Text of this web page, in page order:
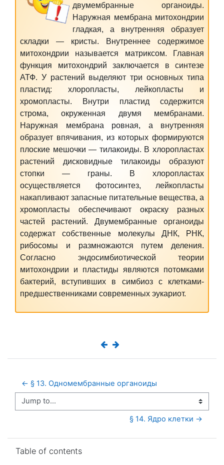
двумембранные органоиды.
Наружная мембрана митохондрии
гладкая, а внутренняя образует
складки — кристы. Внутреннее содержимое
митохондрии называется матриксом. Главная
функция митохондрий заключается в синтезе
АТФ. У растений выделяют три основных типа
пластид: хлоропласты, лейкопласты и
хромопласты. Внутри пластид содержится
строма, окруженная двумя мембранами.
Наружная мембрана ровная, а внутренняя
образует впячивания, из которых формируются
плоские мешочки — тилакоиды. В хлоропластах
растений дисковидные тилакоиды образуют
стопки — граны. В хлоропластах
осуществляется фотосинтез, лейкопласты
накапливают запасные питательные вещества, а
хромопласты обеспечивают окраску разных
частей растений. Двумембранные органоиды
содержат собственные молекулы ДНК, РНК,
рибосомы и размножаются путем деления.
Согласно эндосимбиотической теории
митохондрии и пластиды являются потомками
бактерий, вступивших в симбиоз с клетками-
предшественниками современных эукариот.
← § 13. Одномембранные органоиды
Jump to...
§ 14. Ядро клетки →
Table of contents